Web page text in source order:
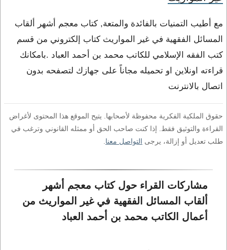
مع أطيب التمنيات بالفائدة والمتعة, كتاب معجم أشهر ألقاب
المسائل الفقهية في غير المواريث كتاب إلكتروني من قسم
كتب الفقه الإسلامي للكاتب محمد بن أحمد العباد .بامكانك
قراءته اونلاين او تحميله مجاناً على جهازك لتصفحه بدون
اتصال بالانترنت
حقوق الملكية الفكرية محفوظة لأصحابها. يتيح الموقع هذا المحتوى لأغراض
القراءة والتوثيق فقط. إذا كنت صاحب الحق أو ممثله القانوني وترغب في
طلب تعديل أو إزالة، يرجى التواصل معنا
مشاركات القراء حول كتاب معجم أشهر
ألقاب المسائل الفقهية في غير المواريث من
أعمال الكاتب محمد بن أحمد العباد